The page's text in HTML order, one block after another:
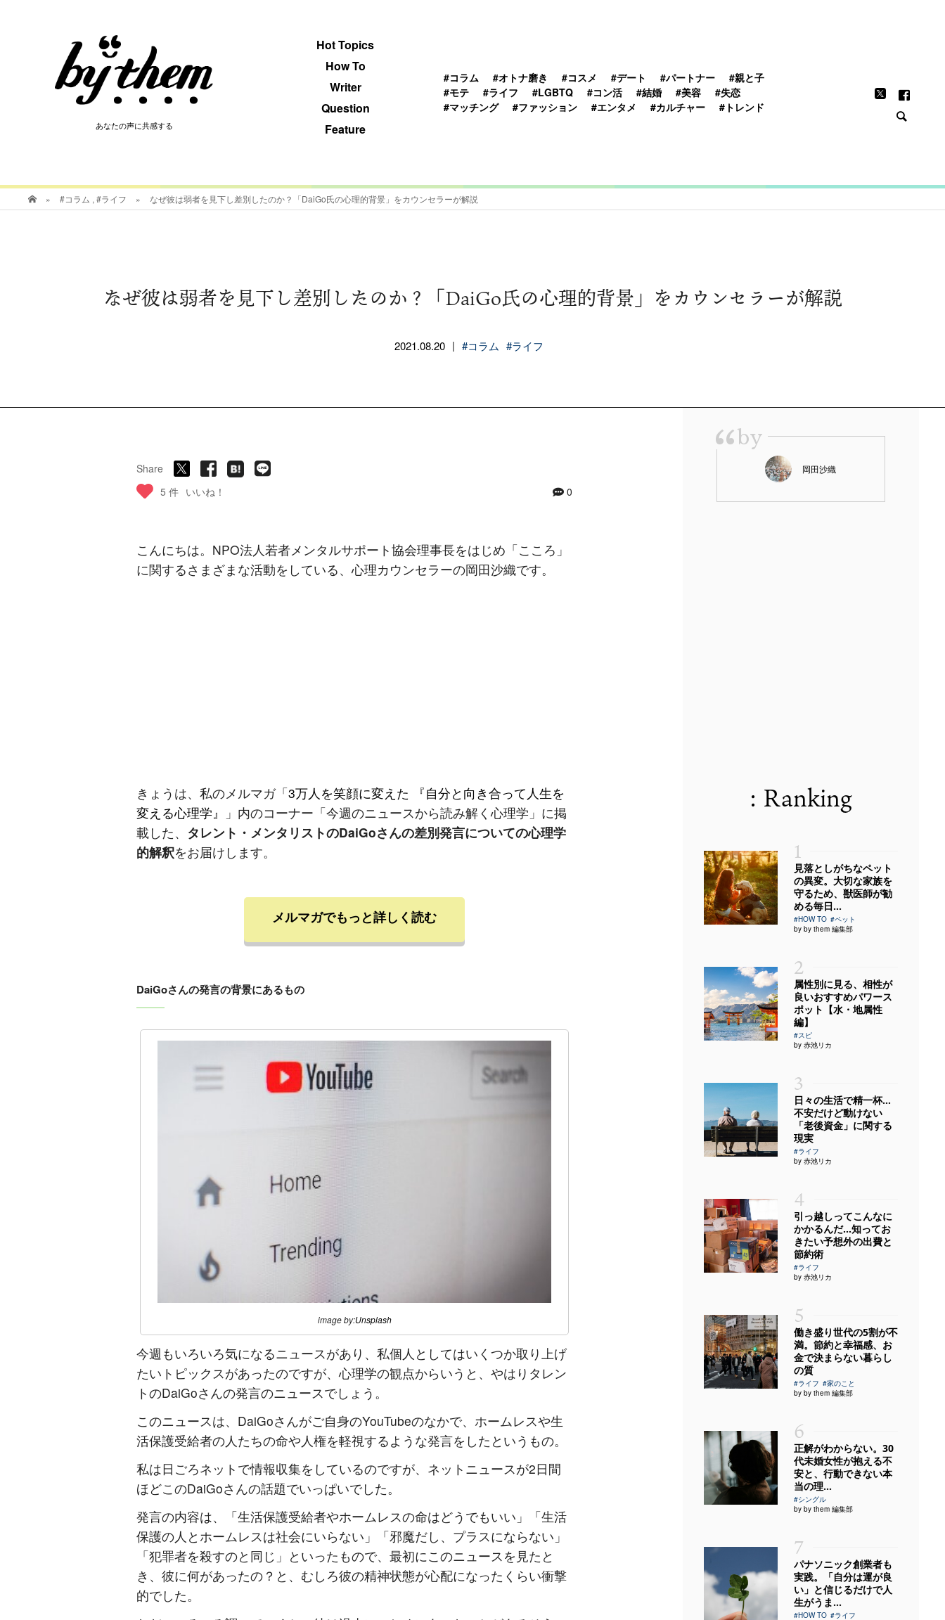
あなたの声に共感する
Hot Topics
How To
Writer
Question
Feature
#コラム #オトナ磨き #コスメ #デート #パートナー
#親と子
#モテ
#ライフ #LGBTQ #コン活 #結婚 #美容
#失恋
#マッチング
#ファッション #エンタメ #カルチャー #トレンド
あなたの声に共感する
» #コラム , #ライフ » なぜ彼は弱者を見下し差別したのか？「DaiGo氏の心理的背景」をカウンセラーが解説
なぜ彼は弱者を見下し差別したのか？「DaiGo氏の心理的背景」をカウンセラーが解説
2021.08.20 | #コラム #ライフ
Share
5 件 いいね！ 0
こんにちは。NPO法人若者メンタルサポート協会理事長をはじめ「こころ」
に関するさまざまな活動をしている、心理カウンセラーの岡田沙織です。
きょうは、私のメルマガ「3万人を笑顔に変えた 『自分と向き合って人生を
変える心理学』
」内のコーナー「今週のニュースから読み解く心理学」に掲
載した、 タレント・メンタリストのDaiGoさんの差別発言についての心理学
的解釈をお届けします。
メルマガでもっと詳しく読む
DaiGoさんの発言の背景にあるもの
image by:Unsplash
今週もいろいろ気になるニュースがあり、私個人としてはいくつか取り上げ
たいトピックスがあったのですが、心理学の観点からいうと、やはりタレン
トのDaiGoさんの発言のニュースでしょう。
このニュースは、DaiGoさんがご自身のYouTubeのなかで、ホームレスや生
活保護受給者の人たちの命や人権を軽視するような発言をしたというもの。
私は日ごろネットで情報収集をしているのですが、ネットニュースが2日間
ほどこのDaiGoさんの話題でいっぱいでした。
発言の内容は、「生活保護受給者やホームレスの命はどうでもいい」「生活
保護の人とホームレスは社会にいらない」「邪魔だし、プラスにならない」
「犯罪者を殺すのと同じ」といったもので、最初にこのニュースを見たと
き、彼に何があったの？と、むしろ彼の精神状態が心配になったくらい衝撃
的でした。
“by
岡田沙織
: Ranking
1
見落としがちなペット
の異変。大切な家族を
守るため、獣医師が勧
める毎日...
#HOW TO #ペット
by by them 編集部
2
属性別に見る、相性が
良いおすすめパワース
ポット【水・地属性
編】
#スピ
by 赤池リカ
3
日々の生活で精一杯…
不安だけど動けない
「老後資金」に関する
現実
#ライフ
by 赤池リカ
4
引っ越しってこんなに
かかるんだ…知ってお
きたい予想外の出費と
節約術
#ライフ
by 赤池リカ
5
働き盛り世代の5割が不
満。節約と幸福感、お
金で決まらない暮らし
の質
#ライフ #家のこと
by by them 編集部
6
正解がわからない。30
代未婚女性が抱える不
安と、行動できない本
当の理...
#シングル
by by them 編集部
7
パナソニック創業者も
実践。「自分は運が良
い」と信じるだけで人
生がうま...
#HOW TO #ライフ